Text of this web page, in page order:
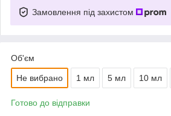
Замовлення під захистом
Об'єм
Не вибрано 1 мл 5 мл 10 мл
Готово до відправки